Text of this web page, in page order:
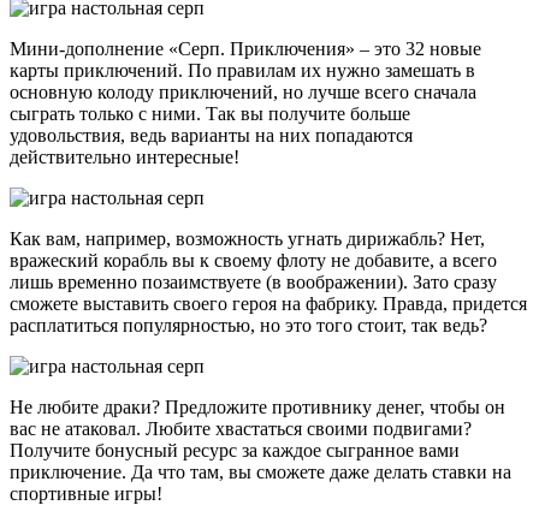
Мини-дополнение «Серп. Приключения» – это 32 новые
карты приключений. По правилам их нужно замешать в
основную колоду приключений, но лучше всего сначала
сыграть только с ними. Так вы получите больше
удовольствия, ведь варианты на них попадаются
действительно интересные!
Как вам, например, возможность угнать дирижабль? Нет,
вражеский корабль вы к своему флоту не добавите, а всего
лишь временно позаимствуете (в воображении). Зато сразу
сможете выставить своего героя на фабрику. Правда, придется
расплатиться популярностью, но это того стоит, так ведь?
Не любите драки? Предложите противнику денег, чтобы он
вас не атаковал. Любите хвастаться своими подвигами?
Получите бонусный ресурс за каждое сыгранное вами
приключение. Да что там, вы сможете даже делать ставки на
спортивные игры!